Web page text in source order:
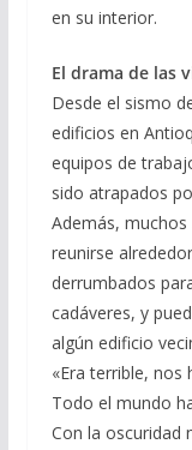
en su interior.
El drama de las
Desde el sismo
edificios en
equipos de
sido atrapados
Además,
reunirse
derrumbados
cadáveres, y
algún edificio
«Era terrible, nos
Todo el mundo
Con la oscuridad